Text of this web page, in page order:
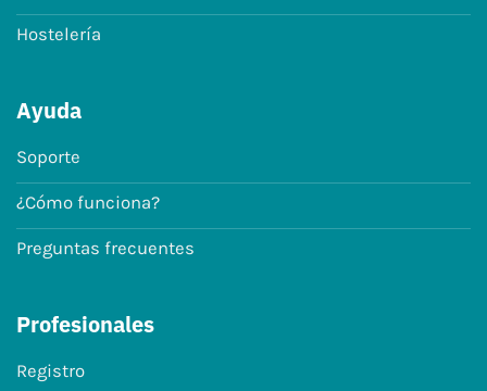
Hostelería
Ayuda
Soporte
¿Cómo funciona?
Preguntas frecuentes
Profesionales
Registro